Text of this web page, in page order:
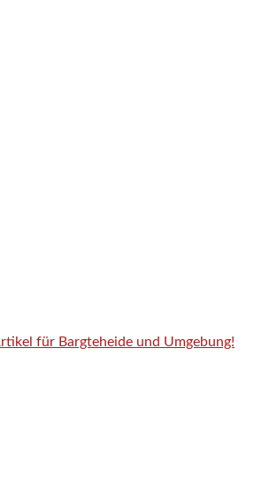
für Bargteheide und Umgebung!